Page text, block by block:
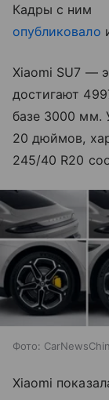
Кадры с ним
опубликовало
Xiaomi SU7 —
достигают
базе 3000 мм.
20 дюймов,
245/40 R20
Фото:
Xiaomi